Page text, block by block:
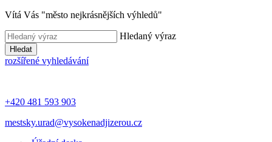
Vítá Vás "město nejkrásnějších výhledů"
Hledaný výraz
Hledat
rozšířené vyhledávání
+420 481 593 903
mestsky.urad@vysokenadjizerou.cz